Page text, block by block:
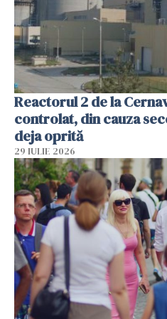
Reactorul 2 de la
controlat, din cauza
deja oprită
29 IULIE 2026